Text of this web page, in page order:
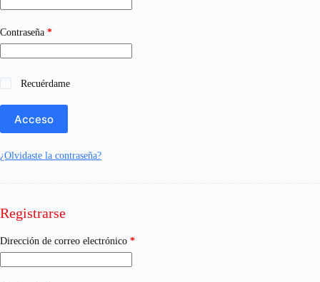
Contraseña *Obligatorio
Recuérdame
Acceso
¿Olvidaste la contraseña?
Registrarse
Dirección de correo electrónico *Obligatorio